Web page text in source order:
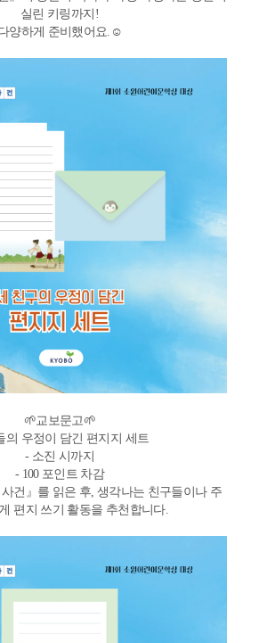
실린 키링까지!
양하게 준비했어요.☺️
🌱교보문고🌱
의 우정이 담긴 편지지 세트
- 소진 시까지
- 100 포인트 차감
건』를 읽은 후, 생각나는 친구들이나 주
편지 쓰기 활동을 추천합니다.